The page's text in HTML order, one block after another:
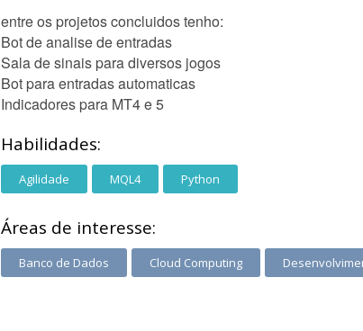
entre os projetos concluidos tenho:
Bot de analise de entradas
Sala de sinais para diversos jogos
Bot para entradas automaticas
Indicadores para MT4 e 5
Habilidades:
Agilidade MQL4 Python
Áreas de interesse:
Banco de Dados Cloud Computing